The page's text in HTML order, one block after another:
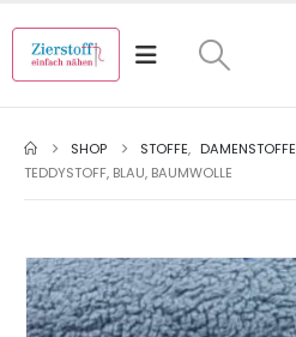
SHOP STOFFE, DAMENSTOFFE
TEDDYSTOFF, BLAU, BAUMWOLLE